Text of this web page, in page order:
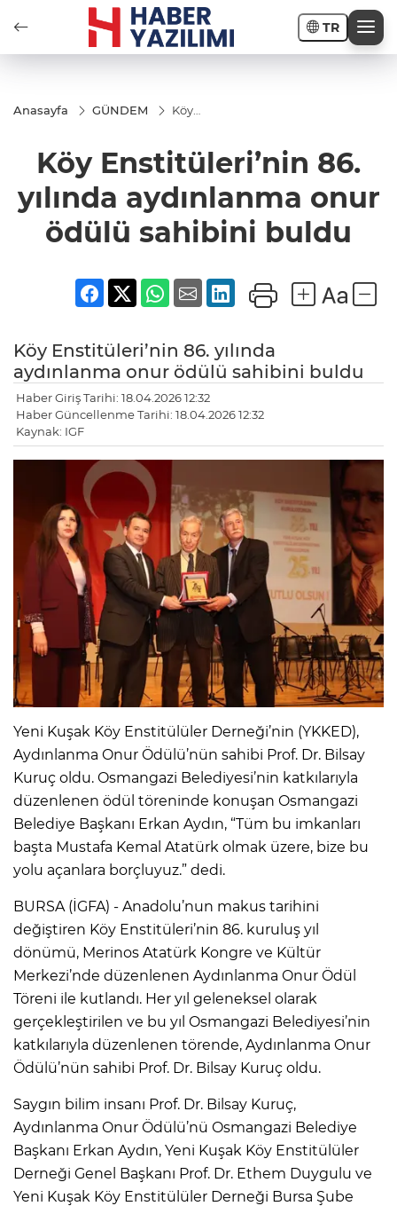
TR
Anasayfa GÜNDEM
Köy
aydınlanma
onur ödülü
buldu
Köy Enstitüleri’nin 86.
yılında aydınlanma onur
ödülü sahibini buldu
Köy Enstitüleri’nin 86. yılında
aydınlanma onur ödülü sahibini buldu
Haber Giriş Tarihi: 18.04.2026 12:32
Haber Güncellenme Tarihi: 18.04.2026 12:32
Kaynak: IGF
Yeni Kuşak Köy Enstitülüler Derneği’nin (YKKED),
Aydınlanma Onur Ödülü’nün sahibi Prof. Dr. Bilsay
Kuruç oldu. Osmangazi Belediyesi’nin katkılarıyla
düzenlenen ödül töreninde konuşan Osmangazi
Belediye Başkanı Erkan Aydın, “Tüm bu imkanları
başta Mustafa Kemal Atatürk olmak üzere, bize bu
yolu açanlara borçluyuz.” dedi.
BURSA (İGFA) - Anadolu’nun makus tarihini
değiştiren Köy Enstitüleri’nin 86. kuruluş yıl
dönümü, Merinos Atatürk Kongre ve Kültür
Merkezi’nde düzenlenen Aydınlanma Onur Ödül
Töreni ile kutlandı. Her yıl geleneksel olarak
gerçekleştirilen ve bu yıl Osmangazi Belediyesi’nin
katkılarıyla düzenlenen törende, Aydınlanma Onur
Ödülü’nün sahibi Prof. Dr. Bilsay Kuruç oldu.
Saygın bilim insanı Prof. Dr. Bilsay Kuruç,
Aydınlanma Onur Ödülü’nü Osmangazi Belediye
Başkanı Erkan Aydın, Yeni Kuşak Köy Enstitülüler
Derneği Genel Başkanı Prof. Dr. Ethem Duygulu ve
Yeni Kuşak Köy Enstitülüler Derneği Bursa Şube